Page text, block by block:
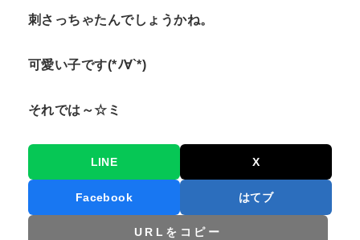
刺さっちゃたんでしょうかね。
可愛い子です(*ﾉ∀`*)
それでは～☆ミ
LINE X
Facebook はてブ
URLをコピー